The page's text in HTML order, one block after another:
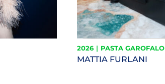
2026 | PASTA GAROFALO
MATTIA FURLANI